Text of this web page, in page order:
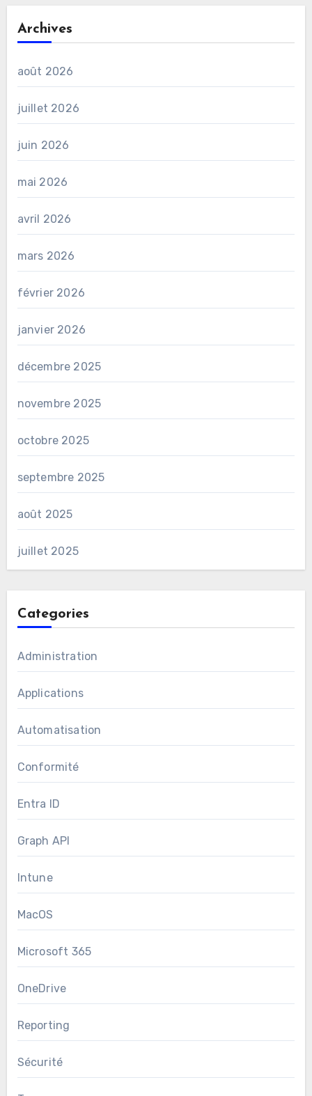
Archives
août 2026
juillet 2026
juin 2026
mai 2026
avril 2026
mars 2026
février 2026
janvier 2026
décembre 2025
novembre 2025
octobre 2025
septembre 2025
août 2025
juillet 2025
Categories
Administration
Applications
Automatisation
Conformité
Entra ID
Graph API
Intune
MacOS
Microsoft 365
OneDrive
Reporting
Sécurité